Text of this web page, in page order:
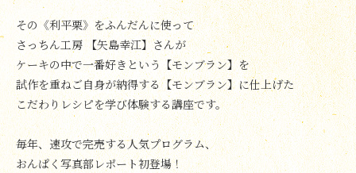
その《利平栗》をふんだんに使って
さっちん工房 【矢島幸江】さんが
ケーキの中で一番好きという【モンブラン】を
試作を重ねご自身が納得する【モンブラン】に仕上げた
こだわりレシピを学び体験する講座です。
毎年、速攻で完売する人気プログラム、
おんぱく写真部レポート初登場！